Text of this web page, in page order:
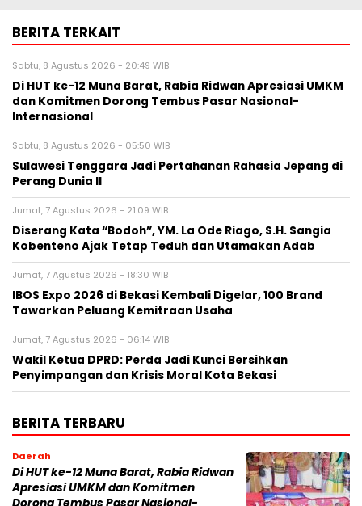
BERITA TERKAIT
Sabtu, 8 Agustus 2026 - 20:49 WIB
Di HUT ke-12 Muna Barat, Rabia Ridwan Apresiasi UMKM
dan Komitmen Dorong Tembus Pasar Nasional-
Internasional
Sabtu, 8 Agustus 2026 - 05:50 WIB
Sulawesi Tenggara Jadi Pertahanan Rahasia Jepang di
Perang Dunia II
Jumat, 7 Agustus 2026 - 21:09 WIB
Diserang Kata “Bodoh”, YM. La Ode Riago, S.H. Sangia
Kobenteno Ajak Tetap Teduh dan Utamakan Adab
Jumat, 7 Agustus 2026 - 18:30 WIB
IBOS Expo 2026 di Bekasi Kembali Digelar, 100 Brand
Tawarkan Peluang Kemitraan Usaha
Jumat, 7 Agustus 2026 - 06:14 WIB
Wakil Ketua DPRD: Perda Jadi Kunci Bersihkan
Penyimpangan dan Krisis Moral Kota Bekasi
BERITA TERBARU
Daerah
Di HUT ke-12 Muna Barat, Rabia Ridwan
Apresiasi UMKM dan Komitmen